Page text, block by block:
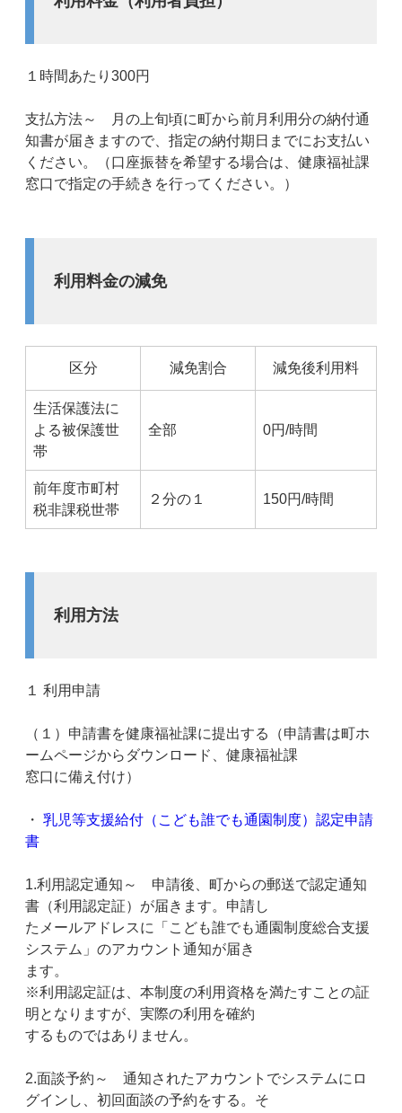
１時間あたり300円
支払方法～ 月の上旬頃に町から前月利用分の納付通
知書が届きますので、指定の納付期日までにお支払い
ください。（口座振替を希望する場合は、健康福祉課
窓口で指定の手続きを行ってください。）
利用料金の減免
区分 減免割合 減免後利用料
生活保護法に
よる被保護世
帯
全部 0円/時間
前年度市町村
税非課税世帯
２分の１ 150円/時間
利用方法
１ 利用申請
（１）申請書を健康福祉課に提出する（申請書は町ホ
ームページからダウンロード、健康福祉課
窓口に備え付け）
・ 乳児等支援給付（こども誰でも通園制度）認定申請
書
1.利用認定通知～ 申請後、町からの郵送で認定通知
書（利用認定証）が届きます。申請し
たメールアドレスに「こども誰でも通園制度総合支援
システム」のアカウント通知が届き
ます。
※利用認定証は、本制度の利用資格を満たすことの証
明となりますが、実際の利用を確約
するものではありません。
2.面談予約～ 通知されたアカウントでシステムにロ
グインし、初回面談の予約をする。そ